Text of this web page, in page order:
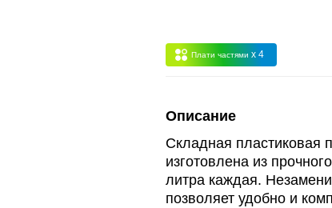
- сумма всех заказов за 6 месяцев 200.000
сумма всех заказов за 6 месяцев - 400.000
Плати частями x 4
Описание
Складная пластиковая
изготовлена из
литра каждая.
позволяет удобно и